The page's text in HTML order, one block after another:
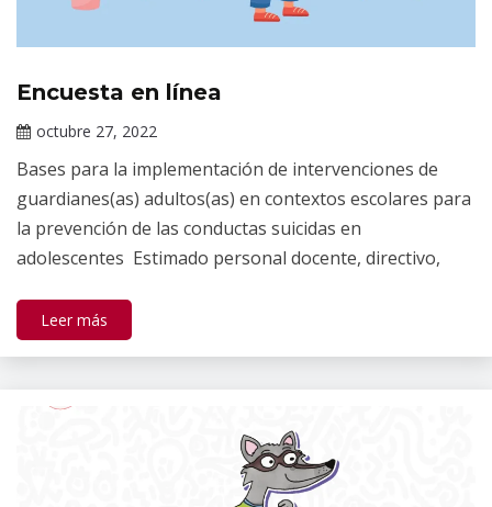
Información
Encuesta en línea
octubre 27, 2022
Gallardo
Bases para la implementación de intervenciones de
guardianes(as) adultos(as) en contextos escolares para
la prevención de las conductas suicidas en
adolescentes Estimado personal docente, directivo,
Leer más